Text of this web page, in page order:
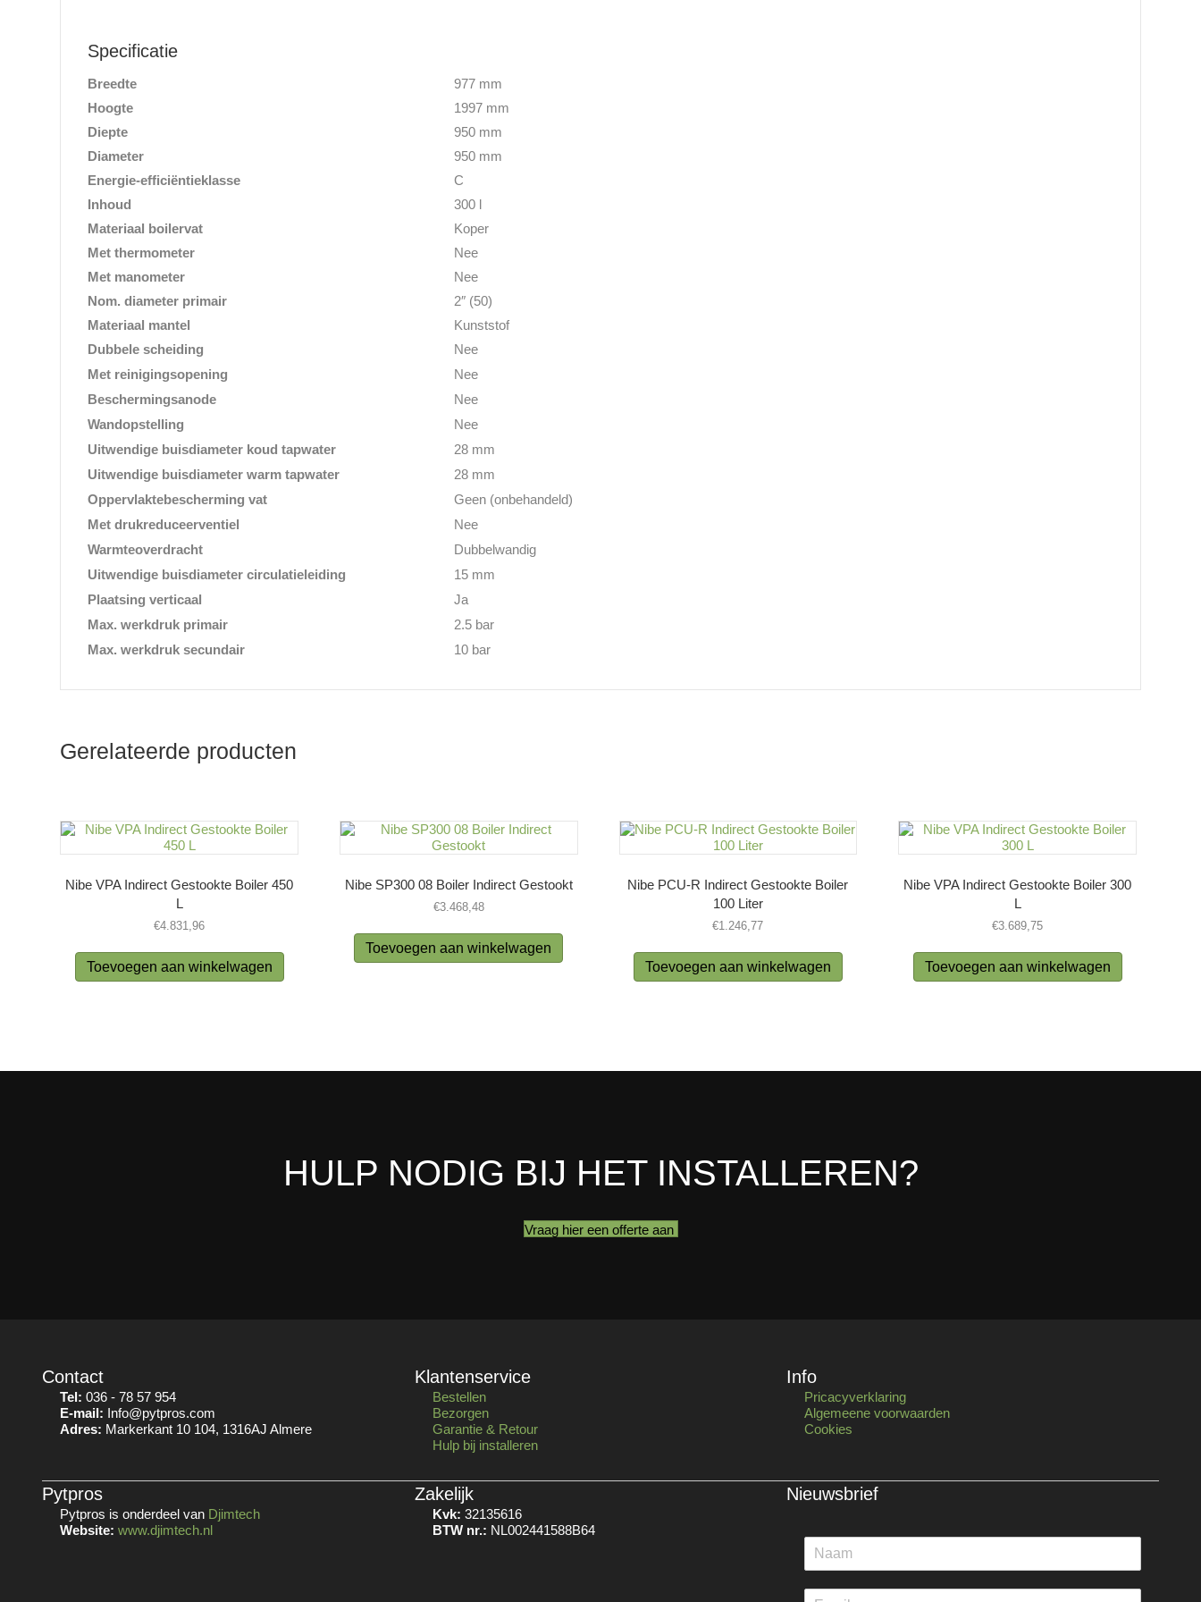
Specificatie
Breedte
977 mm
Hoogte
1997 mm
Diepte
950 mm
Diameter
950 mm
Energie-efficiëntieklasse
C
Inhoud
300 l
Materiaal boilervat
Koper
Met thermometer
Nee
Met manometer
Nee
Nom. diameter primair
2″ (50)
Materiaal mantel
Kunststof
Dubbele scheiding
Nee
Met reinigingsopening
Nee
Beschermingsanode
Nee
Wandopstelling
Nee
Uitwendige buisdiameter koud tapwater
28 mm
Uitwendige buisdiameter warm tapwater
28 mm
Oppervlaktebescherming vat
Geen (onbehandeld)
Met drukreduceerventiel
Nee
Warmteoverdracht
Dubbelwandig
Uitwendige buisdiameter circulatieleiding
15 mm
Plaatsing verticaal
Ja
Max. werkdruk primair
2.5 bar
Max. werkdruk secundair
10 bar
Gerelateerde producten
Nibe VPA Indirect Gestookte Boiler 450
L
€4.831,96
Toevoegen aan winkelwagen
Nibe SP300 08 Boiler Indirect Gestookt
€3.468,48
Toevoegen aan winkelwagen
Nibe PCU-R Indirect Gestookte Boiler
100 Liter
€1.246,77
Toevoegen aan winkelwagen
Nibe VPA Indirect Gestookte Boiler 300
L
€3.689,75
Toevoegen aan winkelwagen
HULP NODIG BIJ HET INSTALLEREN?
Vraag hier een offerte aan
Contact
Tel: 036 - 78 57 954
E-mail: Info@pytpros.com
Adres: Markerkant 10 104, 1316AJ Almere
Klantenservice
Bestellen
Bezorgen
Garantie & Retour
Hulp bij installeren
Info
Pricacyverklaring
Algemeene voorwaarden
Cookies
Pytpros
Pytpros is onderdeel van Djimtech
Website: www.djimtech.nl
Zakelijk
Kvk: 32135616
BTW nr.: NL002441588B64
Nieuwsbrief